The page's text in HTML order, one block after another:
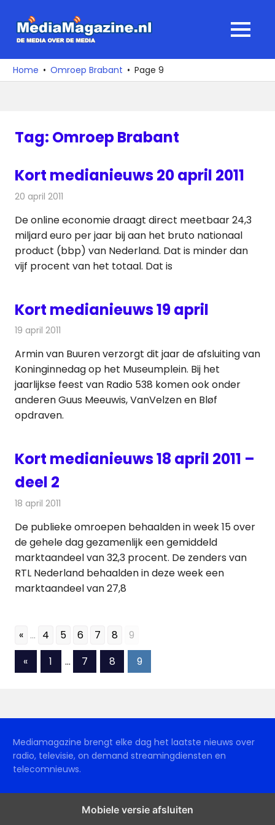
naar
media
over
MENU
Home Omroep Brabant Page 9
Tag: Omroep Brabant
Kort medianieuws 20 april 2011
20 april 2011
De online economie draagt direct meetbaar 24,3
miljard euro per jaar bij aan het bruto nationaal
product (bbp) van Nederland. Dat is minder dan
vijf procent van het totaal. Dat is
Kort medianieuws 19 april
19 april 2011
Armin van Buuren verzorgt dit jaar de afsluiting van
Koninginnedag op het Museumplein. Bij het
jaarlijkse feest van Radio 538 komen ook onder
anderen Guus Meeuwis, VanVelzen en Bløf
opdraven.
Kort medianieuws 18 april 2011 –
deel 2
18 april 2011
De publieke omroepen behaalden in week 15 over
de gehele dag gezamenlijk een gemiddeld
marktaandeel van 32,3 procent. De zenders van
RTL Nederland behaalden in deze week een
marktaandeel van 27,8
« ... 4 5 6 7 8 9
Berichten
«Vorige
berichten
1 … 7 8 9
Mediamagazine brengt elke dag het laatste nieuws over
radio, televisie, on demand streamingdiensten en
telecomnieuws.
Mobiele versie afsluiten